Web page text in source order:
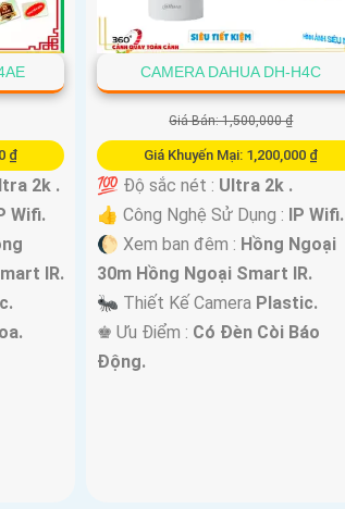
₫
2k .
Wifi.
IR.
CAMERA DAHUA DH-H4C
Giá Bán: 1,500,000 ₫
Giá Khuyến Mại: 1,200,000 ₫
💯 Độ sắc nét : Ultra 2k .
👍 Công Nghệ Sử Dụng : IP Wifi.
🌔 Xem ban đêm : Hồng Ngoại
30m Hồng Ngoại Smart IR.
🐜 Thiết Kế Camera Plastic.
️♚ Ưu Điểm : Có Đèn Còi Báo
Động.